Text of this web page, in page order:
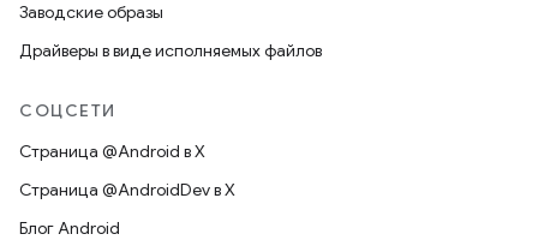
Заводские образы
Драйверы в виде исполняемых файлов
СОЦСЕТИ
Страница @Android в X
Страница @AndroidDev в X
Блог Android